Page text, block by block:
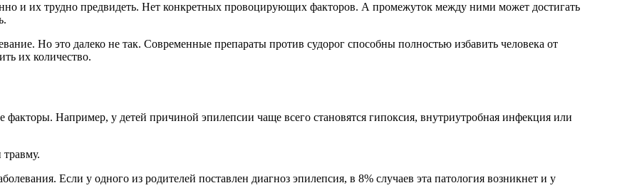
и их трудно предвидеть. Нет конкретных провоцирующих факторов. А промежуток между ними может достигать
Но это далеко не так. Современные препараты против судорог способны полностью избавить человека от
их количество.
факторы. Например, у детей причиной эпилепсии чаще всего становятся гипоксия, внутриутробная инфекция или
Если у одного из родителей поставлен диагноз эпилепсия, в 8% случаев эта патология возникнет и у